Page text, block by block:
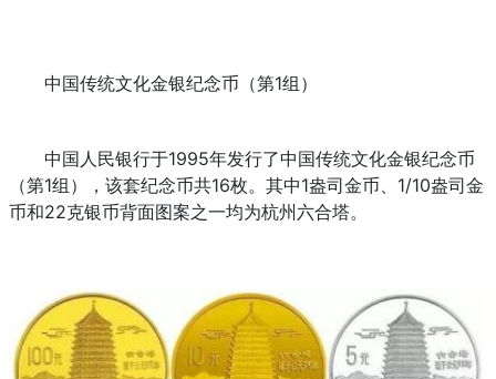
中国传统文化金银纪念币（第1组）
中国人民银行于1995年发行了中国传统文化金银纪念币
（第1组），该套纪念币共16枚。其中1盎司金币、1/10盎司金
币和22克银币背面图案之一均为杭州六合塔。